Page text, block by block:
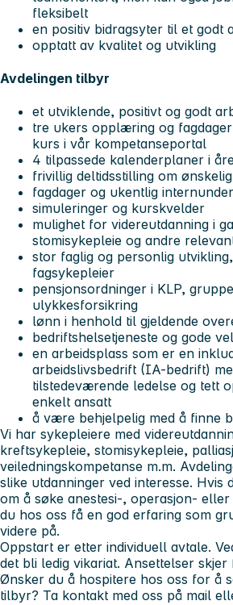
fleksibelt
en positiv bidragsyter til et godt
opptatt av kvalitet og utvikling
Avdelingen tilbyr
et utviklende, positivt og godt
tre ukers opplæring og
kurs i vår kompetanseportal
4 tilpassede kalenderplaner i
frivillig deltidsstilling om ønskelig
fagdager og ukentlig
simuleringer og kurskvelder
mulighet for videreutdanning i
stomisykepleie og andre
stor faglig og personlig
fagsykepleier
pensjonsordninger i KLP,
ulykkesforsikring
lønn i henhold til gjeldende
bedriftshelsetjeneste og gode
en arbeidsplass som er en
arbeidslivsbedrift (IA-bedrift)
tilstedeværende ledelse og tett
enkelt ansatt
å være behjelpelig med å finne
Vi har sykepleiere med
kreftsykepleie, stomisykepleie,
veiledningskompetanse m.m.
slike utdanninger ved interesse. Hvis
om å søke anestesi-, operasjon-
du hos oss få en god erfaring som
videre på.
Oppstart er etter individuell avtale.
det bli ledig vikariat. Ansettelser
Ønsker du å hospitere hos oss for å
tilbyr? Ta kontakt med oss på mail